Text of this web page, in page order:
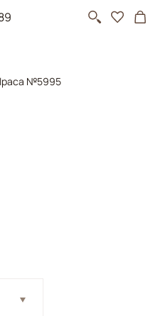
№5995